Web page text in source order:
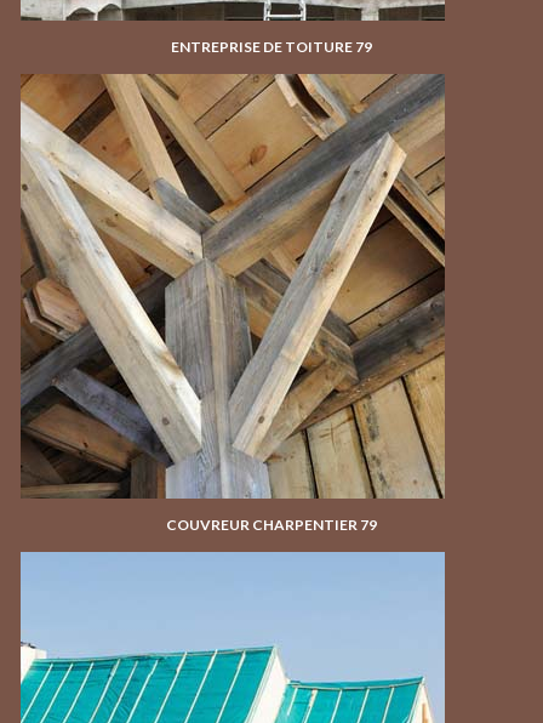
ENTREPRISE DE TOITURE 79
COUVREUR CHARPENTIER 79